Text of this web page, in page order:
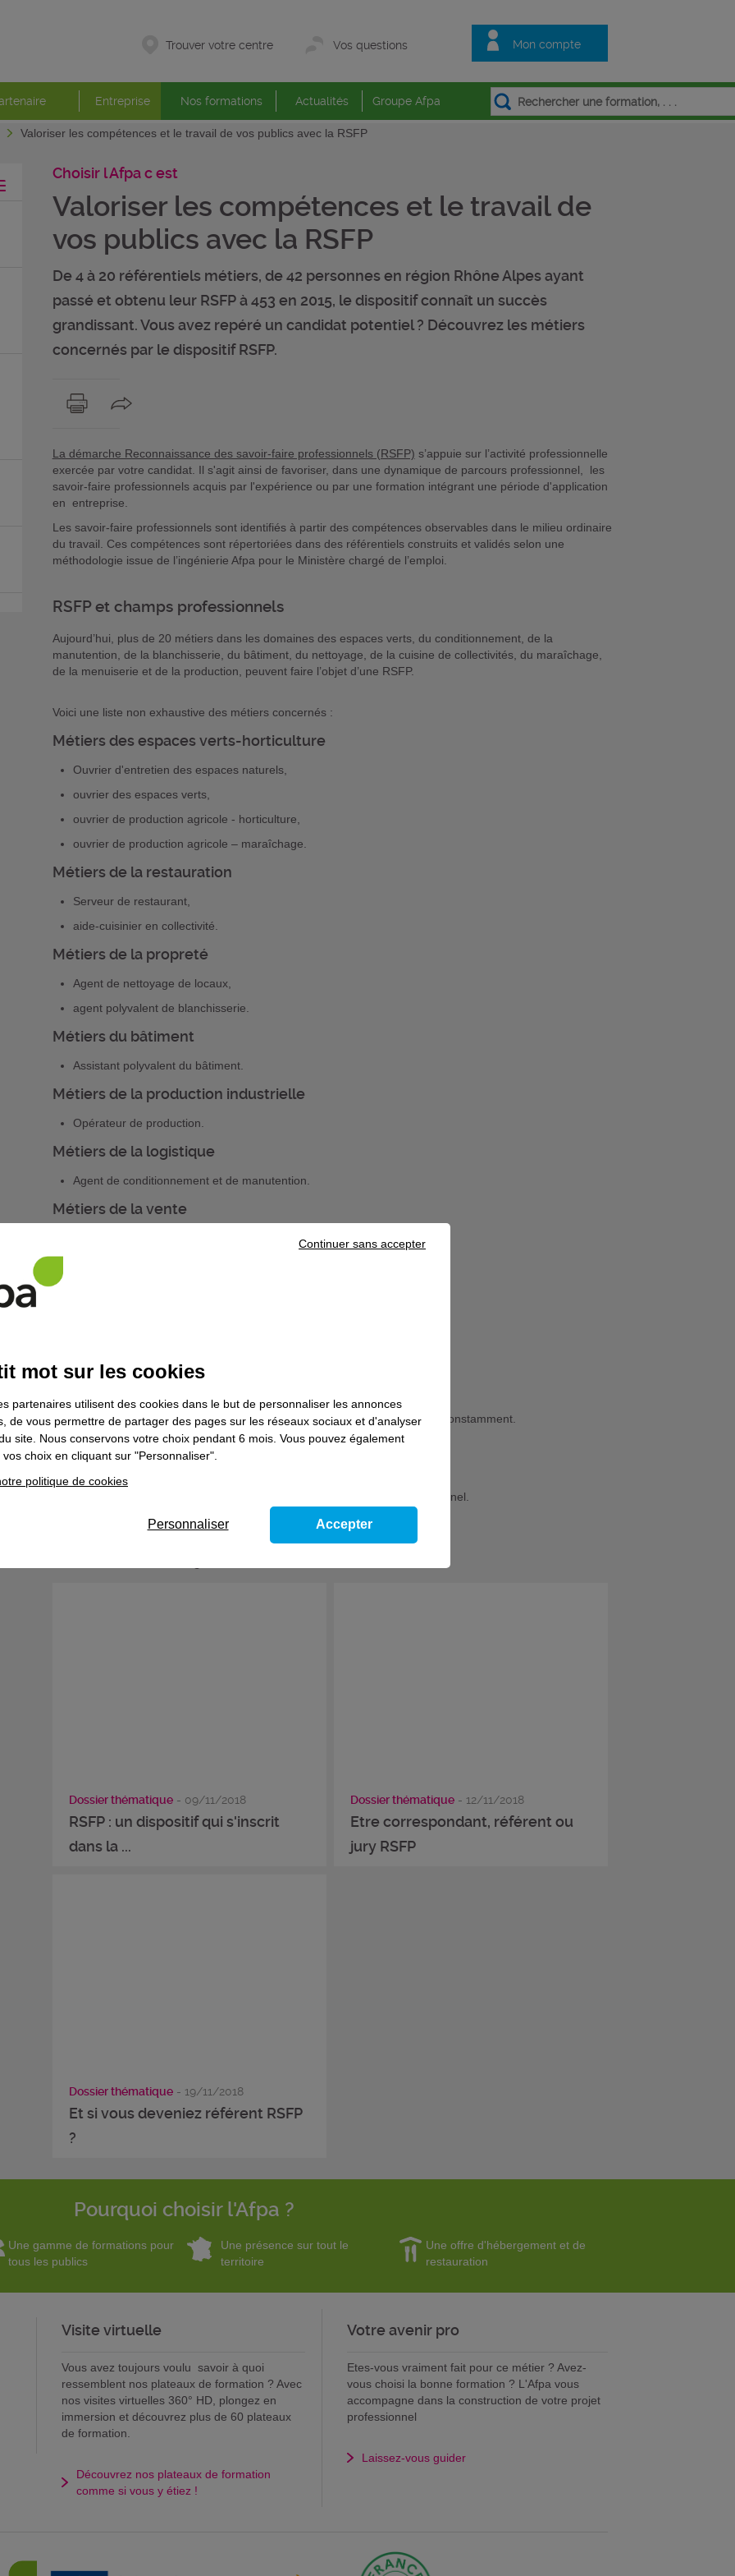
Mon compte
Trouver votre centre Vos questions
Entreprise Nos formations Actualités Groupe Afpa
Valoriser les compétences et le travail de vos publics avec la RSFP
Choisir l Afpa c est
Valoriser les compétences et le travail de
vos publics avec la RSFP
De 4 à 20 référentiels métiers, de 42 personnes en région Rhône Alpes ayant
passé et obtenu leur RSFP à 453 en 2015, le dispositif connaît un succès
grandissant. Vous avez repéré un candidat potentiel ? Découvrez les métiers
concernés par le dispositif RSFP.
La démarche Reconnaissance des savoir-faire professionnels (RSFP) s’appuie sur l’activité professionnelle
exercée par votre candidat. Il s'agit ainsi de favoriser, dans une dynamique de parcours professionnel, les
savoir-faire professionnels acquis par l'expérience ou par une formation intégrant une période d'application
en entreprise.
Les savoir-faire professionnels sont identifiés à partir des compétences observables dans le milieu ordinaire
du travail. Ces compétences sont répertoriées dans des référentiels construits et validés selon une
méthodologie issue de l’ingénierie Afpa pour le Ministère chargé de l’emploi.
RSFP et champs professionnels
Aujourd’hui, plus de 20 métiers dans les domaines des espaces verts, du conditionnement, de la
manutention, de la blanchisserie, du bâtiment, du nettoyage, de la cuisine de collectivités, du maraîchage,
de la menuiserie et de la production, peuvent faire l’objet d’une RSFP.
Voici une liste non exhaustive des métiers concernés :
Métiers des espaces verts-horticulture
Ouvrier d'entretien des espaces naturels,
ouvrier des espaces verts,
ouvrier de production agricole - horticulture,
ouvrier de production agricole – maraîchage.
Métiers de la restauration
Serveur de restaurant,
aide-cuisinier en collectivité.
Métiers de la propreté
Agent de nettoyage de locaux,
agent polyvalent de blanchisserie.
Métiers du bâtiment
Assistant polyvalent du bâtiment.
Métiers de la production industrielle
Opérateur de production.
Métiers de la logistique
Agent de conditionnement et de manutention.
Métiers de la vente
Les champs professionnels et les métiers concernés par la RSFP évoluent constamment.
Rapprochez-vous de votre pilote régional.
Et bientôt vous pourrez consulter la liste mise à jour sur votre espace personnel.
Dossier thématique- 09/11/2018
RSFP : un dispositif qui s'inscrit
dans la ...
Dossier thématique- 12/11/2018
Etre correspondant, référent ou
jury RSFP
Dossier thématique- 19/11/2018
Et si vous deveniez référent RSFP
?
Pourquoi choisir l'Afpa ?
Une gamme de formations pour
tous les publics
Une présence sur tout le
territoire
Une offre d'hébergement et de
restauration
Visite virtuelle
Vous avez toujours voulu savoir à quoi
ressemblent nos plateaux de formation ? Avec
nos visites virtuelles 360° HD, plongez en
immersion et découvrez plus de 60 plateaux
de formation.
Découvrez nos plateaux de formation
comme si vous y étiez !
Votre avenir pro
Etes-vous vraiment fait pour ce métier ? Avez-
vous choisi la bonne formation ? L'Afpa vous
accompagne dans la construction de votre projet
professionnel
Laissez-vous guider
mot sur les cookies
partenaires utilisent des cookies dans le but de personnaliser les annonces
de vous permettre de partager des pages sur les réseaux sociaux et d'analyser
site. Nous conservons votre choix pendant 6 mois. Vous pouvez également
choix en cliquant sur "Personnaliser".
politique de cookies
Continuer sans accepter
Personnaliser Accepter